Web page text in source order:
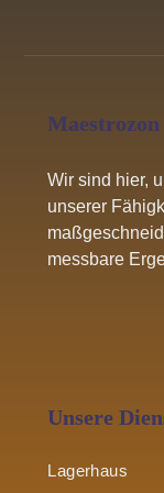
Maestrozon
Wir sind hier,
unserer
messbare
Unsere
Lagerhaus